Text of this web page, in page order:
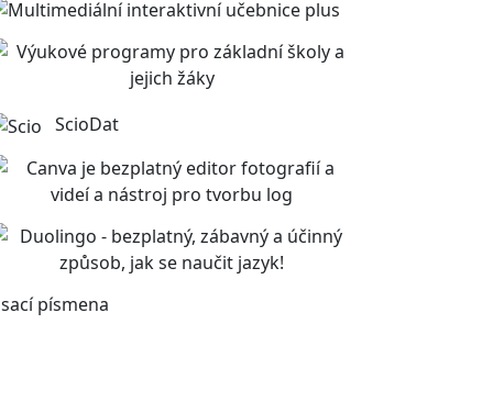
ScioDat
písmena